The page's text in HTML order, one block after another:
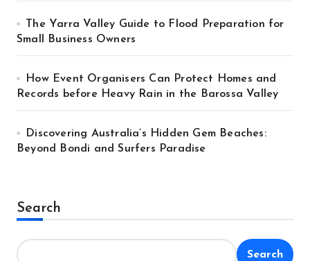
The Yarra Valley Guide to Flood Preparation for
Small Business Owners
How Event Organisers Can Protect Homes and
Records before Heavy Rain in the Barossa Valley
Discovering Australia’s Hidden Gem Beaches:
Beyond Bondi and Surfers Paradise
Search
Search